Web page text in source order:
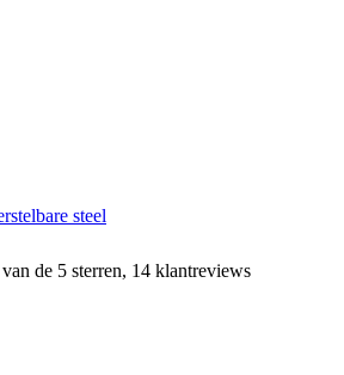
steel
de 5 sterren, 14 klantreviews